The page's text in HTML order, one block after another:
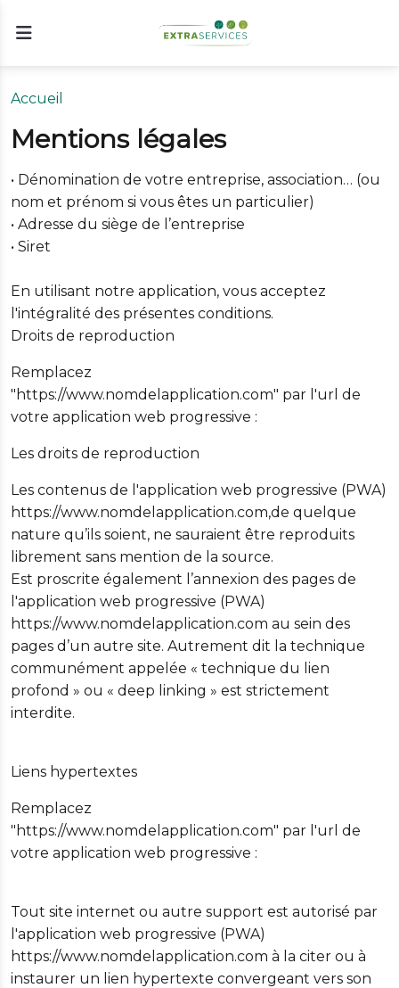
Accueil
Mentions légales
• Dénomination de votre entreprise, association… (ou
nom et prénom si vous êtes un particulier)
• Adresse du siège de l’entreprise
• Siret
En utilisant notre application, vous acceptez
l'intégralité des présentes conditions.
Droits de reproduction
Remplacez
"https://www.nomdelapplication.com" par l'url de
votre application web progressive :
Les droits de reproduction
Les contenus de l'application web progressive (PWA)
https://www.nomdelapplication.com,de quelque
nature qu’ils soient, ne sauraient être reproduits
librement sans mention de la source.
Est proscrite également l’annexion des pages de
l'application web progressive (PWA)
https://www.nomdelapplication.com au sein des
pages d’un autre site. Autrement dit la technique
communément appelée « technique du lien
profond » ou « deep linking » est strictement
interdite.
Liens hypertextes
Remplacez
"https://www.nomdelapplication.com" par l'url de
votre application web progressive :
Tout site internet ou autre support est autorisé par
l'application web progressive (PWA)
https://www.nomdelapplication.com à la citer ou à
instaurer un lien hypertexte convergeant vers son